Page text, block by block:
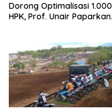
Dorong Optimalisasi 1.000
HPK, Prof. Unair Paparkan